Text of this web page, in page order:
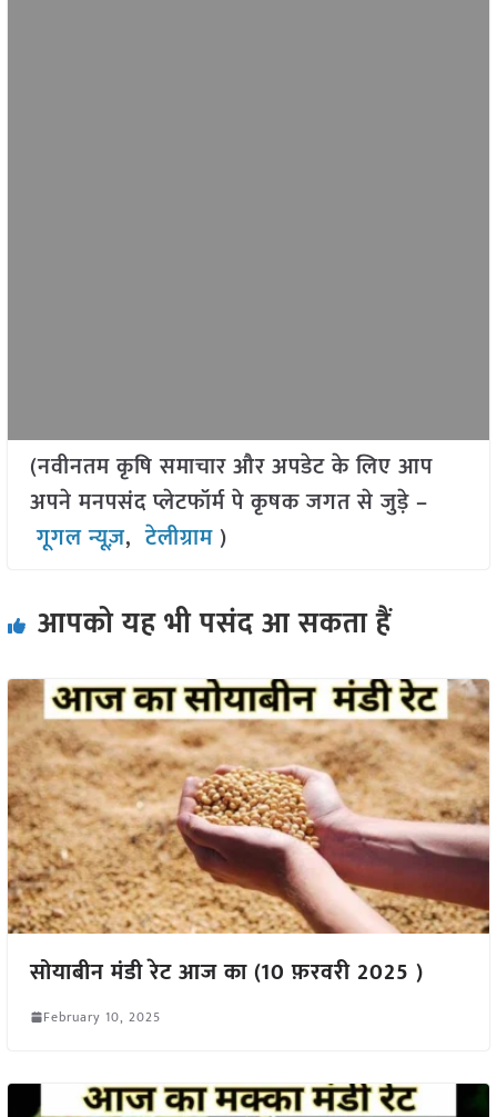
(नवीनतम कृषि समाचार और अपडेट के लिए आप
अपने मनपसंद प्लेटफॉर्म पे कृषक जगत से जुड़े –
गूगल न्यूज़,टेलीग्राम )
आपको यह भी पसंद आ सकता हैं
सोयाबीन मंडी रेट आज का (10 फ़रवरी 2025 )
February 10, 2025